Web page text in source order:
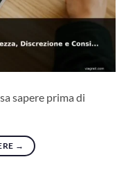
sapere prima di
→